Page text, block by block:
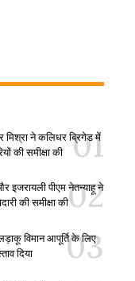
मिश्रा ने कलिधर ब्रिगेड में
की समीक्षा की
इजरायली पीएम नेतन्याहू ने
की समीक्षा की
विमान आपूर्ति के लिए
दिया